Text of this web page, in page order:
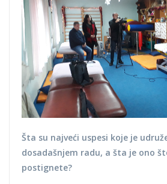
Šta su najveći uspesi koje je
dosadašnjem radu, a šta je ono
postignete?